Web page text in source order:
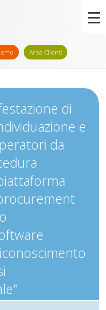
Area Clienti
di
e
da